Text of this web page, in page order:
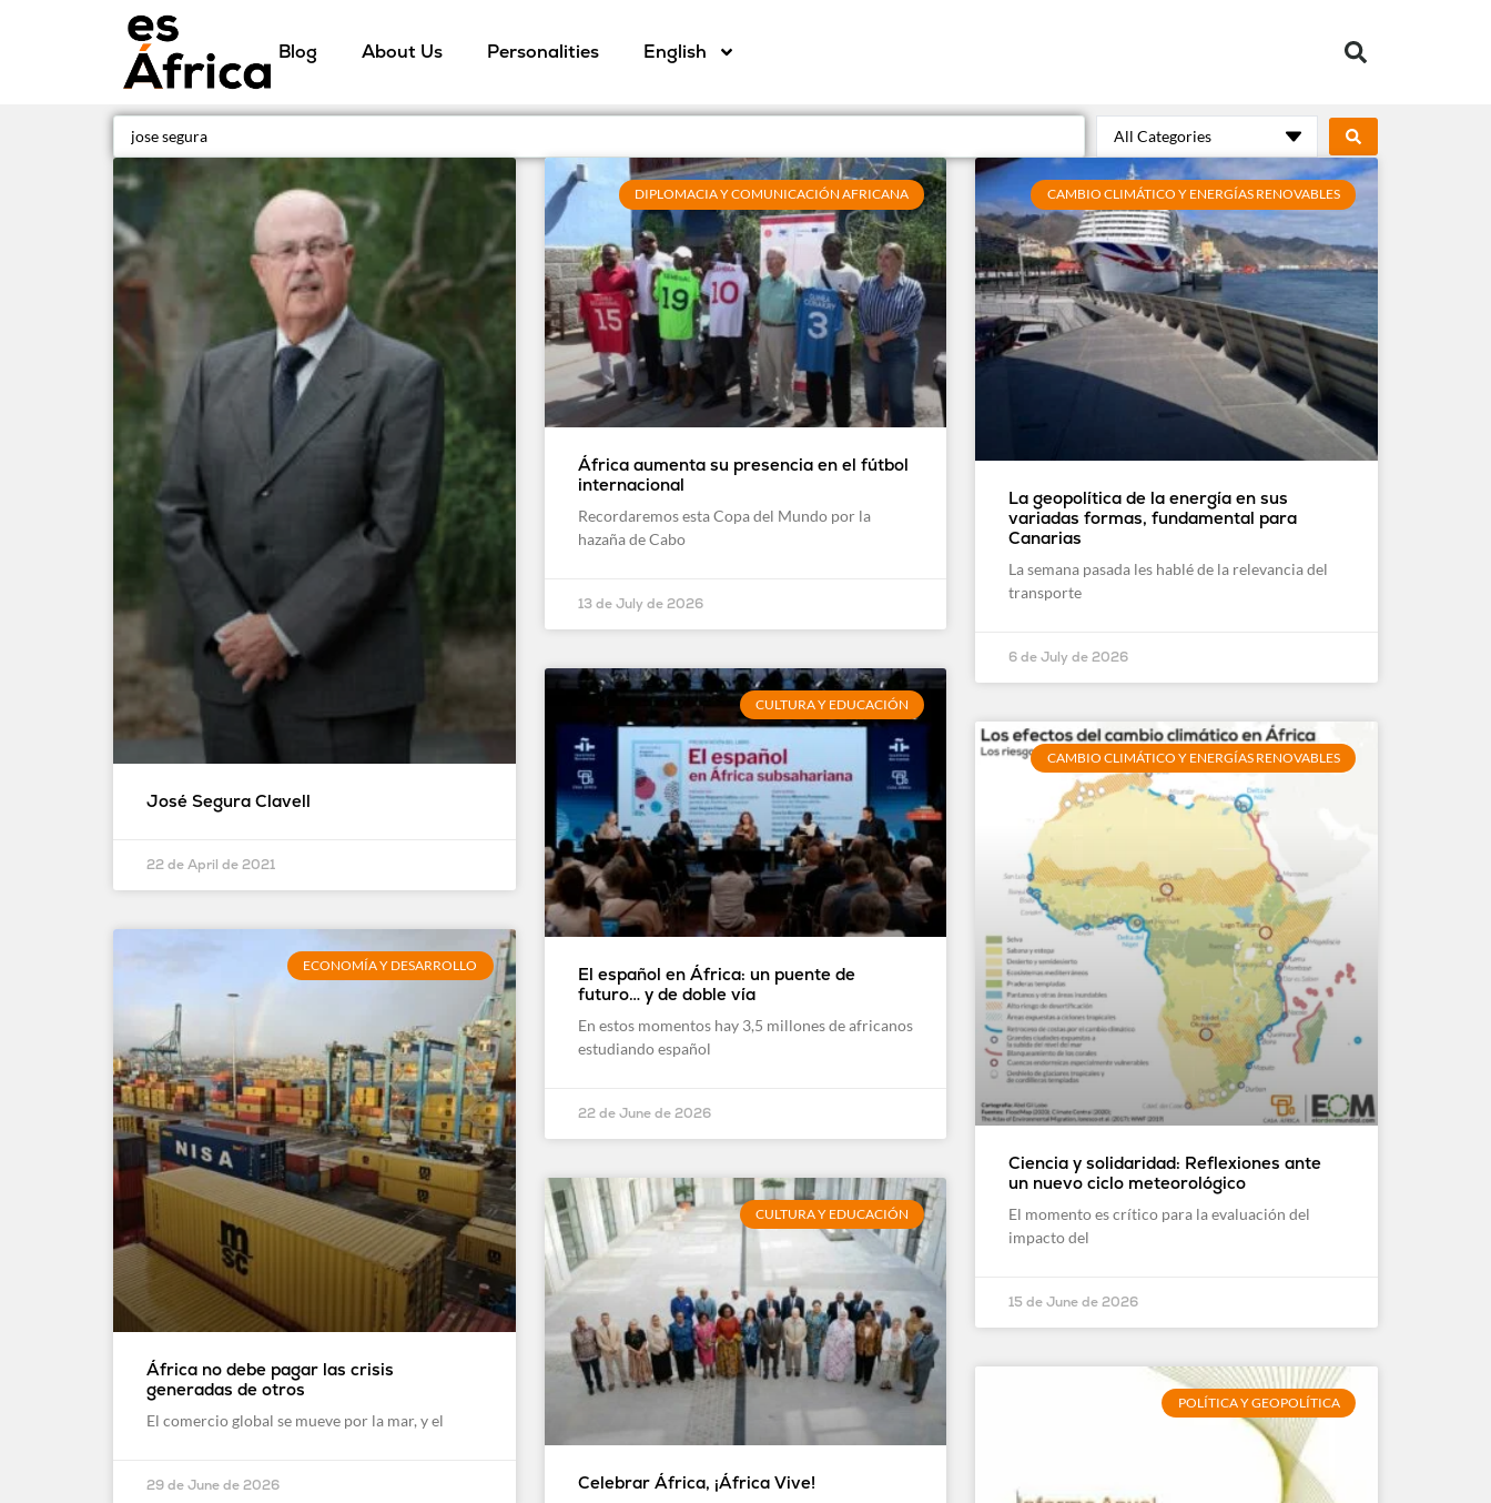
Blog About Us Personalities English
All Categories
José Segura Clavell
22 de April de 2021
DIPLOMACIA Y COMUNICACIÓN AFRICANA
África aumenta su presencia en el fútbol
internacional
Recordaremos esta Copa del Mundo por la
hazaña de Cabo
13 de July de 2026
CAMBIO CLIMÁTICO Y ENERGÍAS RENOVABLES
La geopolítica de la energía en sus
variadas formas, fundamental para
Canarias
La semana pasada les hablé de la relevancia del
transporte
6 de July de 2026
ECONOMÍA Y DESARROLLO
África no debe pagar las crisis
generadas de otros
El comercio global se mueve por la mar, y el
29 de June de 2026
CULTURA Y EDUCACIÓN
El español en África: un puente de
futuro… y de doble vía
En estos momentos hay 3,5 millones de africanos
estudiando español
22 de June de 2026
CAMBIO CLIMÁTICO Y ENERGÍAS RENOVABLES
Ciencia y solidaridad: Reflexiones ante
un nuevo ciclo meteorológico
El momento es crítico para la evaluación del
impacto del
15 de June de 2026
CULTURA Y EDUCACIÓN
Celebrar África, ¡África Vive!
POLÍTICA Y GEOPOLÍTICA